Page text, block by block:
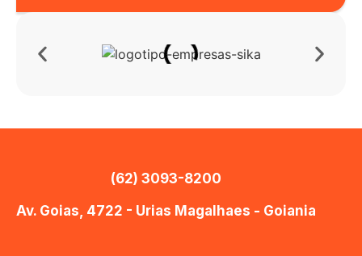
(62) 3093-8200
Av. Goias, 4722 - Urias Magalhaes - Goiania